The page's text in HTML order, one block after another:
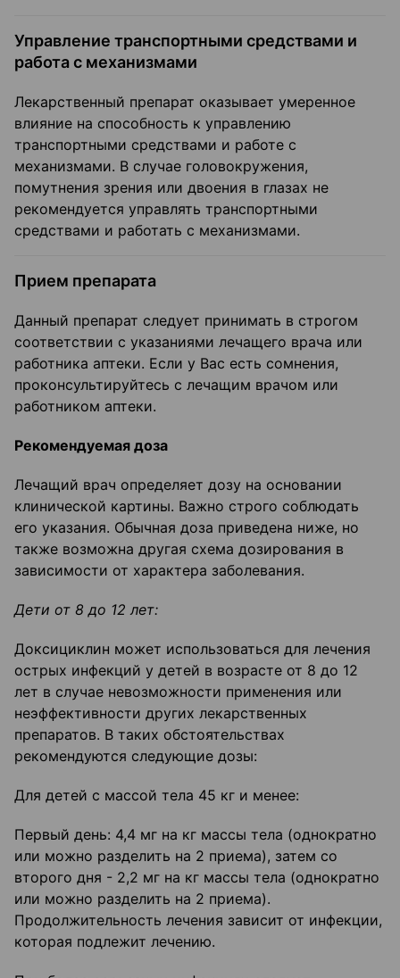
Управление транспортными средствами и
работа с механизмами
Лекарственный препарат оказывает умеренное
влияние на способность к управлению
транспортными средствами и работе с
механизмами. В случае головокружения,
помутнения зрения или двоения в глазах не
рекомендуется управлять транспортными
средствами и работать с механизмами.
Прием препарата
Данный препарат следует принимать в строгом
соответствии с указаниями лечащего врача или
работника аптеки. Если у Вас есть сомнения,
проконсультируйтесь с лечащим врачом или
работником аптеки.
Рекомендуемая доза
Лечащий врач определяет дозу на основании
клинической картины. Важно строго соблюдать
его указания. Обычная доза приведена ниже, но
также возможна другая схема дозирования в
зависимости от характера заболевания.
Дети от 8 до 12 лет:
Доксициклин может использоваться для лечения
острых инфекций у детей в возрасте от 8 до 12
лет в случае невозможности применения или
неэффективности других лекарственных
препаратов. В таких обстоятельствах
рекомендуются следующие дозы:
Для детей с массой тела 45 кг и менее:
Первый день: 4,4 мг на кг массы тела (однократно
или можно разделить на 2 приема), затем со
второго дня - 2,2 мг на кг массы тела (однократно
или можно разделить на 2 приема).
Продолжительность лечения зависит от инфекции,
которая подлежит лечению.